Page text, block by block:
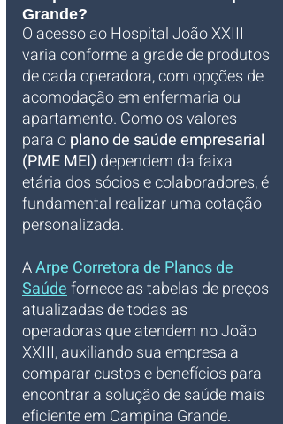
Grande?
O acesso ao Hospital João XXIII
varia conforme a grade de produtos
de cada operadora, com opções de
acomodação em enfermaria ou
apartamento. Como os valores
para o plano de saúde empresarial
(PME MEI) dependem da faixa
etária dos sócios e colaboradores, é
fundamental realizar uma cotação
personalizada.
A Arpe Corretora de Planos de
Saúde fornece as tabelas de preços
atualizadas de todas as
operadoras que atendem no João
XXIII, auxiliando sua empresa a
comparar custos e benefícios para
encontrar a solução de saúde mais
eficiente em Campina Grande.